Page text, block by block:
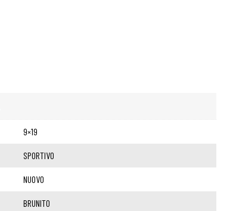
9×19
SPORTIVO
NUOVO
BRUNITO